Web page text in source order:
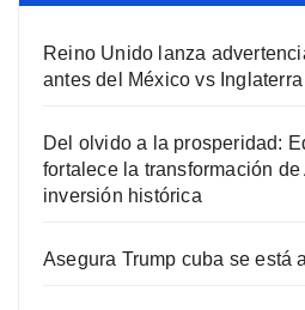
Reino Unido lanza
antes del México vs
Del olvido a la prosperidad:
fortalece la transformación de
inversión histórica
Asegura Trump cuba se está